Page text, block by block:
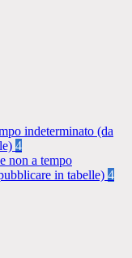
indeterminato (da
4
non a tempo
in tabelle) 4